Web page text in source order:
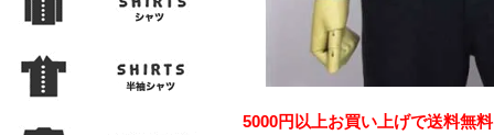
5000円以上お買い上げで送料無料